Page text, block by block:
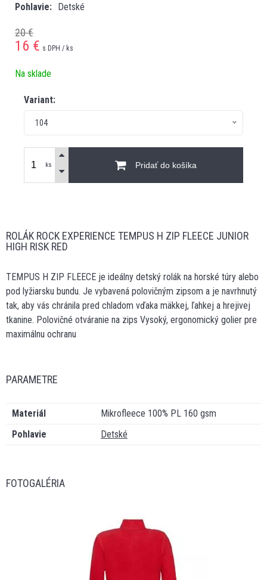
Pohlavie
Detské
20 €
16 € s DPH / ks
Na sklade
Variant:
104
ks Pridať do košíka
ROLÁK ROCK EXPERIENCE TEMPUS H ZIP FLEECE JUNIOR
HIGH RISK RED
TEMPUS H ZIP FLEECE je ideálny detský rolák na horské túry alebo
pod lyžiarsku bundu. Je vybavená polovičným zipsom a je navrhnutý
tak, aby vás chránila pred chladom vďaka mäkkej, ľahkej a hrejivej
tkanine. Polovičné otváranie na zips Vysoký, ergonomický golier pre
maximálnu ochranu
PARAMETRE
Materiál
Mikrofleece 100% PL 160 gsm
Pohlavie
Detské
FOTOGALÉRIA